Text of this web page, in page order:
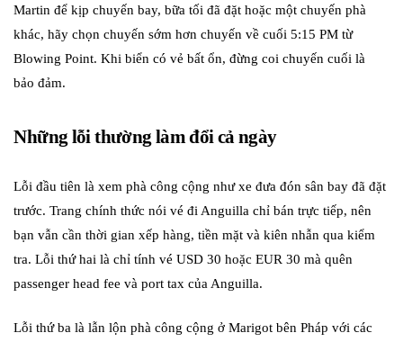
Martin để kịp chuyến bay, bữa tối đã đặt hoặc một chuyến phà
khác, hãy chọn chuyến sớm hơn chuyến về cuối 5:15 PM từ
Blowing Point. Khi biển có vẻ bất ổn, đừng coi chuyến cuối là
bảo đảm.
Những lỗi thường làm đổi cả ngày
Lỗi đầu tiên là xem phà công cộng như xe đưa đón sân bay đã đặt
trước. Trang chính thức nói vé đi Anguilla chỉ bán trực tiếp, nên
bạn vẫn cần thời gian xếp hàng, tiền mặt và kiên nhẫn qua kiểm
tra. Lỗi thứ hai là chỉ tính vé USD 30 hoặc EUR 30 mà quên
passenger head fee và port tax của Anguilla.
Lỗi thứ ba là lẫn lộn phà công cộng ở Marigot bên Pháp với các